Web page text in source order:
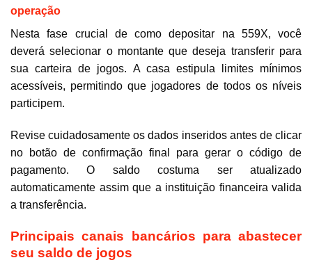
operação
Nesta fase crucial de como depositar na 559X, você
deverá selecionar o montante que deseja transferir para
sua carteira de jogos. A casa estipula limites mínimos
acessíveis, permitindo que jogadores de todos os níveis
participem.
Revise cuidadosamente os dados inseridos antes de clicar
no botão de confirmação final para gerar o código de
pagamento. O saldo costuma ser atualizado
automaticamente assim que a instituição financeira valida
a transferência.
Principais canais bancários para abastecer
seu saldo de jogos